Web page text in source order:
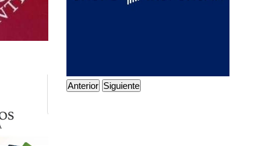
Anterior Siguiente